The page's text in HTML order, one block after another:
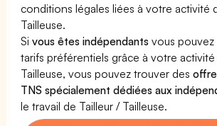
conditions légales liées à votre activité
Tailleuse.
Sivous êtes indépendants vous
tarifs préférentiels grâce à votre activité
Tailleuse, vous pouvez trouver des
TNS spécialement dédiées aux
le travail de Tailleur / Tailleuse.